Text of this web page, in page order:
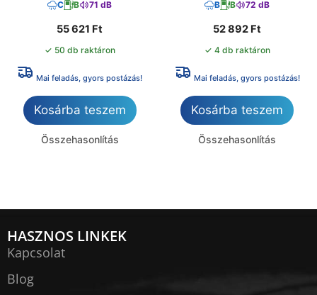
C B 71 dB
55 621 Ft
✓ 50 db raktáron
Mai feladás, gyors postázás!
Kosárba teszem
Összehasonlítás
B B 72 dB
52 892 Ft
✓ 4 db raktáron
Mai feladás, gyors postázás!
Kosárba teszem
Összehasonlítás
HASZNOS LINKEK
Kapcsolat
Blog